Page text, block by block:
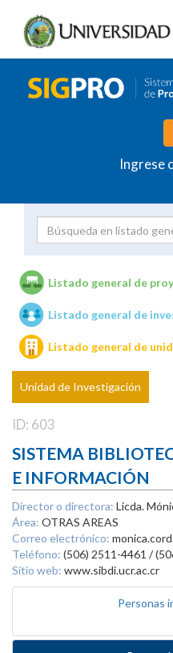
Ingrese
Unidades de
Listado general de
Listado general de
Listado general de
Unidad de Investigación
ID: 603
SISTEMA
E INFORMACIÓN
Director o directora: Licda.
Área: OTRAS AREAS
Correo electrónico:
Teléfono: (506) 2511-4461 /
Sitio web: www.sibdi.ucr.ac.cr
Personas